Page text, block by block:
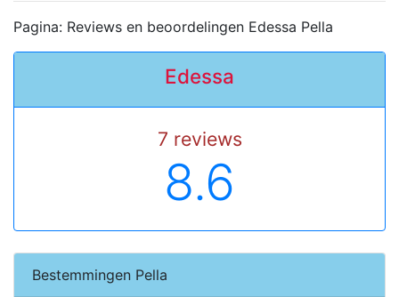
Pagina: Reviews en beoordelingen Edessa Pella
Edessa
7 reviews
8.6
Bestemmingen Pella